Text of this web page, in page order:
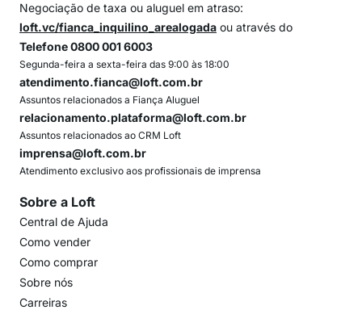
Negociação de taxa ou aluguel em atraso:
loft.vc/fianca_inquilino_arealogada ou através do
Telefone 0800 001 6003
Segunda-feira a sexta-feira das 9:00 às 18:00
atendimento.fianca@loft.com.br
Assuntos relacionados a Fiança Aluguel
relacionamento.plataforma@loft.com.br
Assuntos relacionados ao CRM Loft
imprensa@loft.com.br
Atendimento exclusivo aos profissionais de imprensa
Sobre a Loft
Central de Ajuda
Como vender
Como comprar
Sobre nós
Carreiras